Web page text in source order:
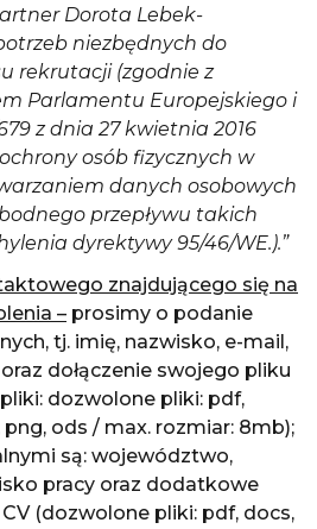
Dorota Lebek-
niezbędnych do
rekrutacji (zgodnie z
Parlamentu Europejskiego i
z dnia 27 kwietnia 2016
osób fizycznych w
danych osobowych
przepływu takich
dyrektywy 95/46/WE.).”
znajdującego się na
– prosimy o podanie
tj. imię, nazwisko, e-mail,
dołączenie swojego pliku
dozwolone pliki: pdf,
png, ods / max. rozmiar: 8mb);
są: województwo,
pracy oraz dodatkowe
(dozwolone pliki: pdf, docs,